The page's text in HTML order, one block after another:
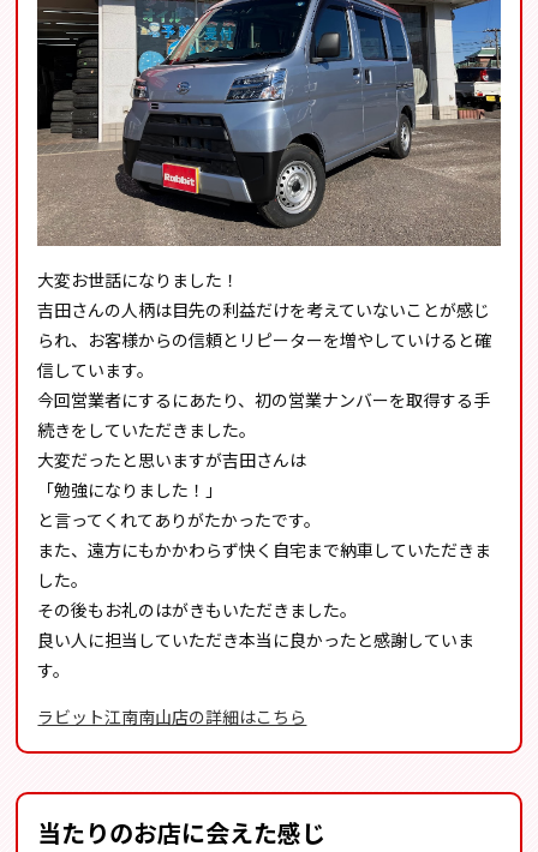
大変お世話になりました！
吉田さんの人柄は目先の利益だけを考えていないことが感じ
られ、お客様からの信頼とリピーターを増やしていけると確
信しています。
今回営業者にするにあたり、初の営業ナンバーを取得する手
続きをしていただきました。
大変だったと思いますが吉田さんは
「勉強になりました！」
と言ってくれてありがたかったです。
また、遠方にもかかわらず快く自宅まで納車していただきま
した。
その後もお礼のはがきもいただきました。
良い人に担当していただき本当に良かったと感謝していま
す。
ラビット江南南山店の詳細はこちら
当たりのお店に会えた感じ